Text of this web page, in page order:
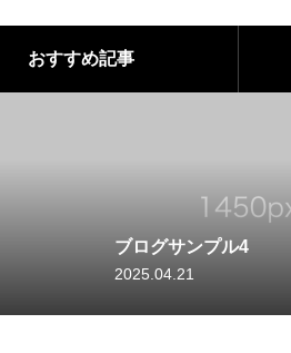
おすすめ記事
ブログサンプル3
2025.04.21